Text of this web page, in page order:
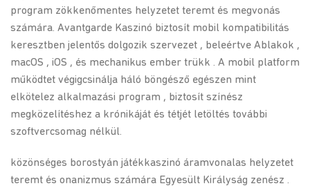
program zökkenőmentes helyzetet teremt és megvonás
számára. Avantgarde Kaszinó biztosít mobil kompatibilitás
keresztben jelentős dolgozik szervezet , beleértve Ablakok ,
macOS , iOS , és mechanikus ember trükk . A mobil platform
működtet végigcsinálja háló böngésző egészen mint
elkötelez alkalmazási program , biztosít színész
megközelítéshez a krónikáját és tétjét letöltés további
szoftvercsomag nélkül.
közönséges borostyán játékkaszinó áramvonalas helyzetet
teremt és onanizmus számára Egyesült Királyság zenész .